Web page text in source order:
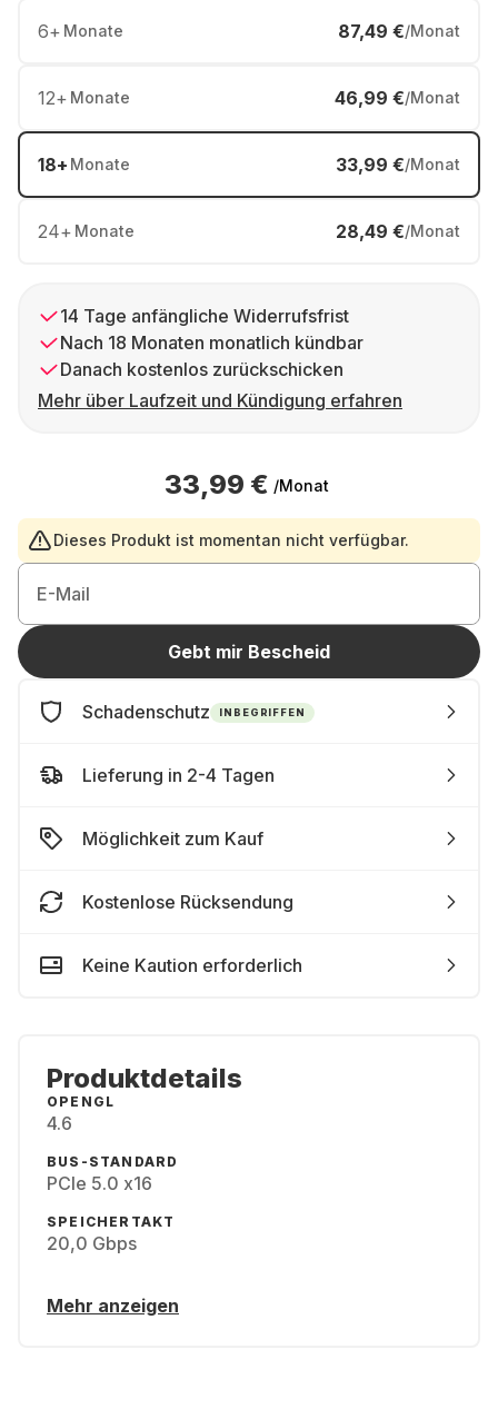
6+ Monate 87,49 €/Monat
12+ Monate 46,99 €/Monat
18+ Monate 33,99 €/Monat
24+ Monate 28,49 €/Monat
14 Tage anfängliche Widerrufsfrist
Nach 18 Monaten monatlich kündbar
Danach kostenlos zurückschicken
Mehr über Laufzeit und Kündigung erfahren
33,99 € /Monat
Dieses Produkt ist momentan nicht verfügbar.
E-Mail
Gebt mir Bescheid
Schadenschutz INBEGRIFFEN
Lieferung in 2-4 Tagen
Möglichkeit zum Kauf
Kostenlose Rücksendung
Keine Kaution erforderlich
Produktdetails
OPENGL
4.6
BUS-STANDARD
PCIe 5.0 x16
SPEICHERTAKT
20,0 Gbps
Mehr anzeigen